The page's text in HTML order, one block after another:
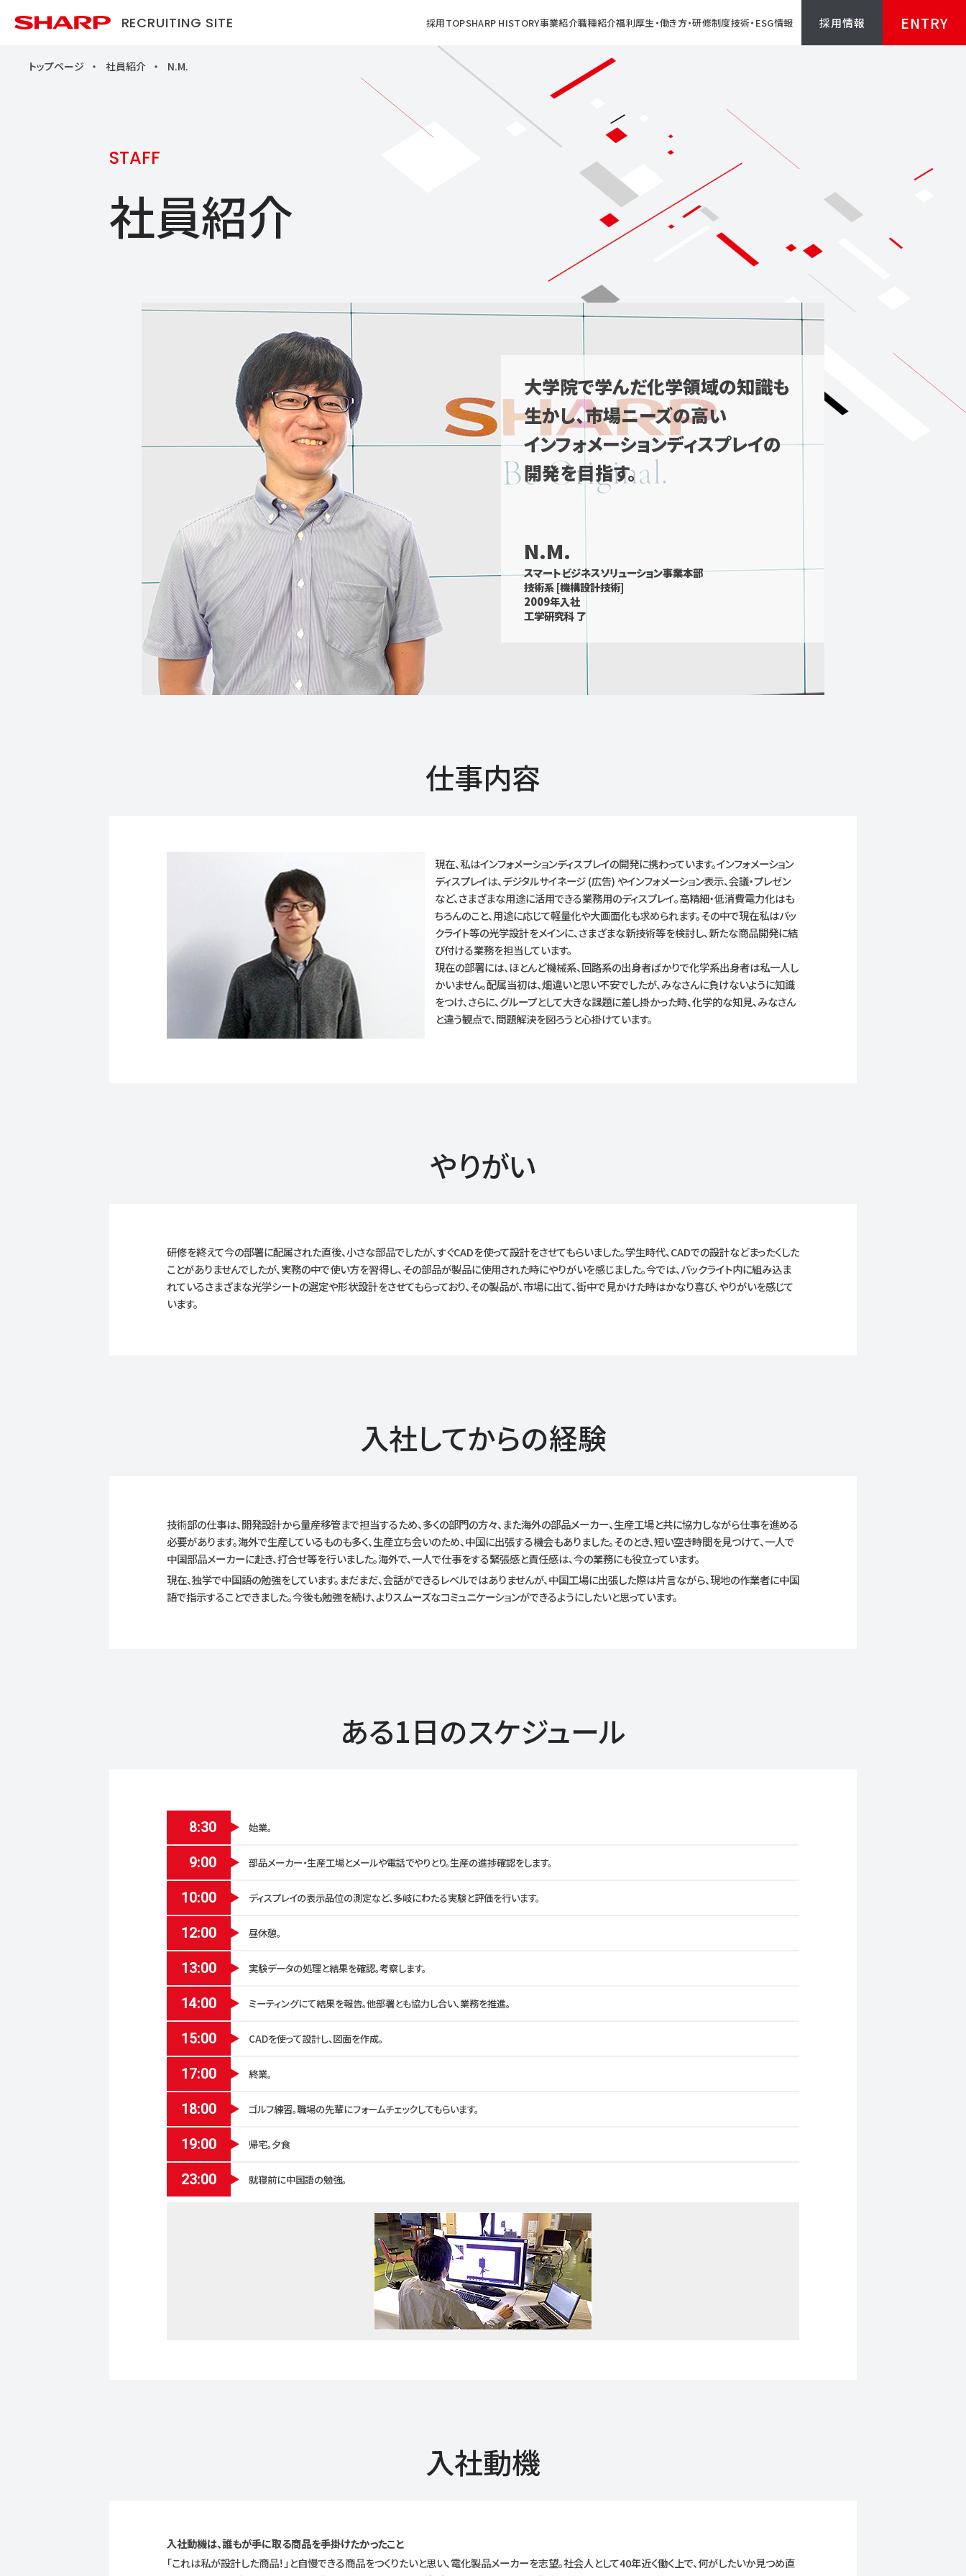
RECRUITING SITE 採用TOPSHARP HISTORY事業紹介職種紹介福利厚生・働き方・研修制度技術・ESG情報 採用情報 ENTRY
トップページ 社員紹介 N.M.
STAFF
社員紹介
N.M.
大学院で学んだ化学領域の知識も
生かし、市場ニーズの高い
インフォメーションディスプレイの
開発を目指す。
スマートビジネスソリューション事業本部
技術系 [機構設計技術]
2009年入社
工学研究科 了
仕事内容
現在、私はインフォメーションディスプレイの開発に携わっています。インフォメーション
ディスプレイは、デジタルサイネージ (広告) やインフォメーション表示、会議・プレゼン
など、さまざまな用途に活用できる業務用のディスプレイ。高精細・低消費電力化はも
ちろんのこと、用途に応じて軽量化や大画面化も求められます。その中で現在私はバッ
クライト等の光学設計をメインに、さまざまな新技術等を検討し、新たな商品開発に結
び付ける業務を担当しています。
現在の部署には、ほとんど機械系、回路系の出身者ばかりで化学系出身者は私一人し
かいません。配属当初は、畑違いと思い不安でしたが、みなさんに負けないように知識
をつけ、さらに、グループとして大きな課題に差し掛かった時、化学的な知見、みなさん
と違う観点で、問題解決を図ろうと心掛けています。
やりがい
研修を終えて今の部署に配属された直後、小さな部品でしたが、すぐCADを使って設計をさせてもらいました。学生時代、CADでの設計などまったくした
ことがありませんでしたが、実務の中で使い方を習得し、その部品が製品に使用された時にやりがいを感じました。今では、バックライト内に組み込ま
れているさまざまな光学シートの選定や形状設計をさせてもらっており、その製品が、市場に出て、街中で見かけた時はかなり喜び、やりがいを感じて
います。
入社してからの経験
技術部の仕事は、開発設計から量産移管まで担当するため、多くの部門の方々、また海外の部品メーカー、生産工場と共に協力しながら仕事を進める
必要があります。海外で生産しているものも多く、生産立ち会いのため、中国に出張する機会もありました。そのとき、短い空き時間を見つけて、一人で
中国部品メーカーに赴き、打合せ等を行いました。海外で、一人で仕事をする緊張感と責任感は、今の業務にも役立っています。
現在、独学で中国語の勉強をしています。まだまだ、会話ができるレベルではありませんが、中国工場に出張した際は片言ながら、現地の作業者に中国
語で指示することできました。今後も勉強を続け、よりスムーズなコミュニケーションができるようにしたいと思っています。
ある1日のスケジュール
8:30 始業。
9:00 部品メーカー・生産工場とメールや電話でやりとり。生産の進捗確認をします。
10:00 ディスプレイの表示品位の測定など、多岐にわたる実験と評価を行います。
12:00 昼休憩。
13:00 実験データの処理と結果を確認。考察します。
14:00 ミーティングにて結果を報告。他部署とも協力し合い、業務を推進。
15:00 CADを使って設計し、図面を作成。
17:00 終業。
18:00 ゴルフ練習。職場の先輩にフォームチェックしてもらいます。
19:00 帰宅。夕食
23:00 就寝前に中国語の勉強。
入社動機
入社動機は、誰もが手に取る商品を手掛けたかったこと
「これは私が設計した商品！」と自慢できる商品をつくりたいと思い、電化製品メーカーを志望。社会人として40年近く働く上で、何がしたいか見つめ直